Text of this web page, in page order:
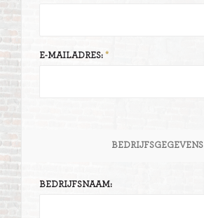
E-MAILADRES:
BEDRIJFSGEGEVENS
BEDRIJFSNAAM: